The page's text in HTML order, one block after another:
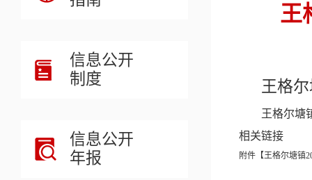
信息公开
制度
信息公开
年报
王
王格
王格尔塘
相关链接
附件【王格尔塘镇